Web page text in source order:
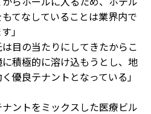
てなしていることは業界内で
」
目の当たりにしてきたからこ
積極的に溶け込もうとし、地
優良テナントとなっている」
ントをミックスした医療ビル